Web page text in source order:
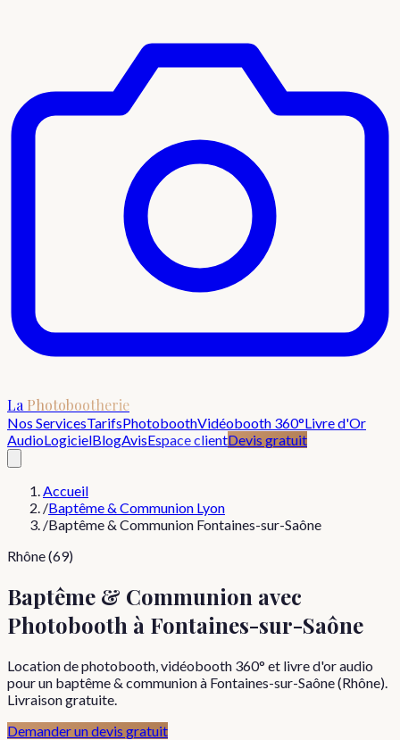
La Photobootherie
Nos ServicesTarifsPhotoboothVidéobooth 360°Livre d'Or
AudioLogicielBlogAvisEspace clientDevis gratuit
Accueil
/Baptême & Communion Lyon
/Baptême & Communion Fontaines-sur-Saône
Rhône (69)
Baptême & Communion avec
Photobooth à Fontaines-sur-Saône
Location de photobooth, vidéobooth 360° et livre d'or audio
pour un baptême & communion à Fontaines-sur-Saône (Rhône).
Livraison gratuite.
Demander un devis gratuit